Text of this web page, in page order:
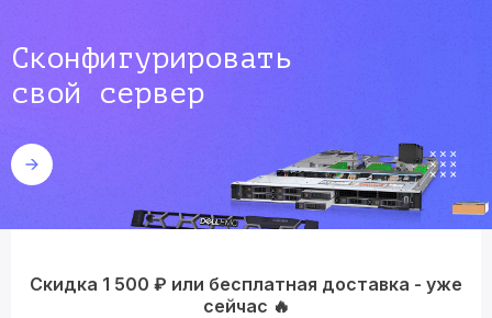
Сконфигурировать
свой сервер
Скидка 1 500 ₽ или бесплатная доставка - уже
сейчас 🔥